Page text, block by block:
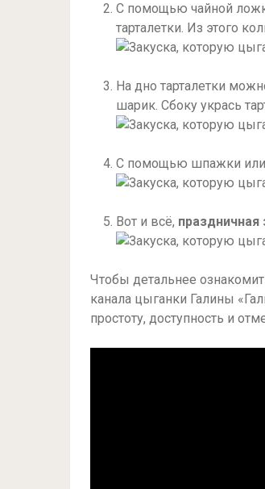
С помощью чайной
тарталетки. Из этого
На дно тарталетки
шарик. Сбоку укрась
С помощью шпажки или
Вот и всё, праздничная
Чтобы детальнее
канала цыганки Галины
простоту, доступность и